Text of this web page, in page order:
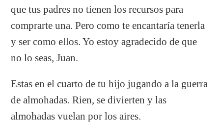
que tus padres no tienen los recursos para
comprarte una. Pero como te encantaría tenerla
y ser como ellos. Yo estoy agradecido de que
no lo seas, Juan.
Estas en el cuarto de tu hijo jugando a la guerra
de almohadas. Rien, se divierten y las
almohadas vuelan por los aires.